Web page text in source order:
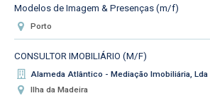
Modelos de Imagem & Presenças (m/f)
Porto
CONSULTOR IMOBILIÁRIO (M/F)
Alameda Atlântico - Mediação Imobiliária, Lda
Ilha da Madeira